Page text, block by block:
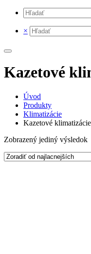
×
Kazetové
Úvod
Produkty
Klimatizácie
Kazetové klimatizácie
Zobrazený jediný výsledok